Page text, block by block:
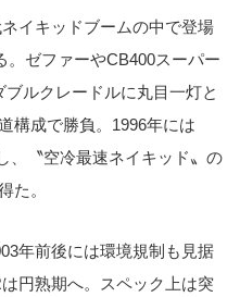
イキッドブームの中で登場
。ゼファーやCB400スーパー
ルクレードルに丸目一灯と
構成で勝負。1996年には
、〝空冷最速ネイキッド〟の
た。
年前後には環境規制も見据
円熟期へ。スペック上は突